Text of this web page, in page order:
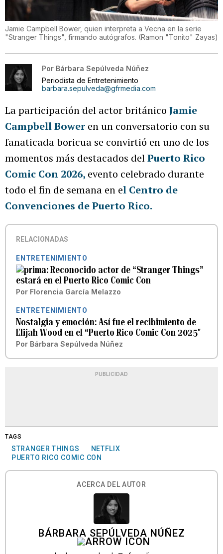
Jamie Campbell Bower, quien interpreta a Vecna en la serie
"Stranger Things", firmando autógrafos. (Ramon "Tonito" Zayas)
Por Bárbara Sepúlveda Núñez
Periodista de Entretenimiento
barbara.sepulveda@gfrmedia.com
La participación del actor británico Jamie
Campbell Bower en un conversatorio con su
fanaticada boricua se convirtió en uno de los
momentos más destacados delPuerto Rico
Comic Con 2026, evento celebrado durante
todo el fin de semana en el Centro de
Convenciones de Puerto Rico.
RELACIONADAS
ENTRETENIMIENTO
Reconocido actor de “Stranger Things”
estará en el Puerto Rico Comic Con
Por Florencia García Melazzo
ENTRETENIMIENTO
Nostalgia y emoción: Así fue el recibimiento de
Elijah Wood en el “Puerto Rico Comic Con 2025″
Por Bárbara Sepúlveda Núñez
PUBLICIDAD
TAGS
STRANGER THINGS
NETFLIX
PUERTO RICO COMIC CON
ACERCA DEL AUTOR
BÁRBARA SEPÚLVEDA NÚÑEZ